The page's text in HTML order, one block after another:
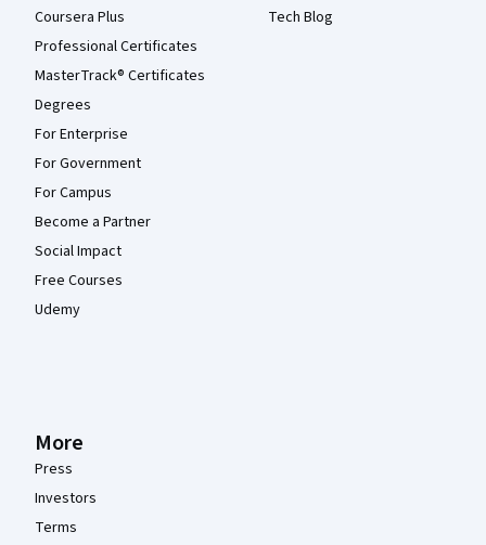
Coursera Plus
Professional Certificates
MasterTrack® Certificates
Degrees
For Enterprise
For Government
For Campus
Become a Partner
Social Impact
Free Courses
Udemy
Tech Blog
More
Press
Investors
Terms